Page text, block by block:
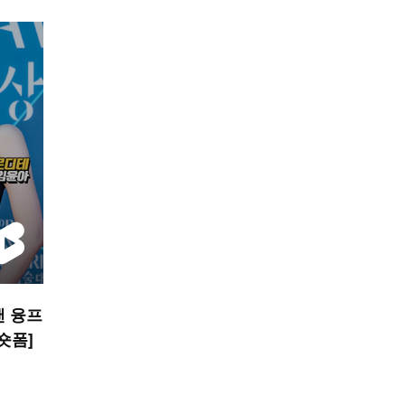
융프
폼]